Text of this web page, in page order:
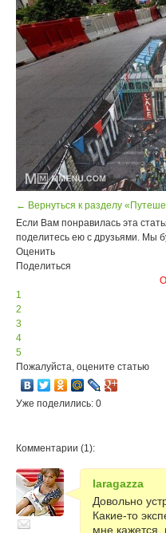
← Вернуться к разделу
Если Вам понравилась эта
поделитесь ею с друзьями. Мы
Оценить
Поделиться
1
2
3
4
5
Пожалуйста, оцените статью
Уже поделились: 0
Комментарии (1):
laragazza
Довольно
Какие-то
мне кажется,